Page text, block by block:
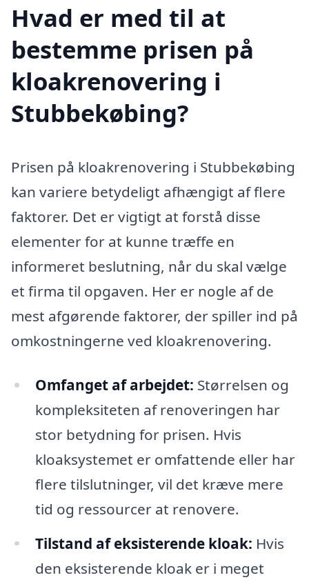
Hvad er med til at
bestemme prisen på
kloakrenovering i
Stubbekøbing?
Prisen på kloakrenovering i Stubbekøbing
kan variere betydeligt afhængigt af flere
faktorer. Det er vigtigt at forstå disse
elementer for at kunne træffe en
informeret beslutning, når du skal vælge
et firma til opgaven. Her er nogle af de
mest afgørende faktorer, der spiller ind på
omkostningerne ved kloakrenovering.
Omfanget af arbejdet: Størrelsen og
kompleksiteten af renoveringen har
stor betydning for prisen. Hvis
kloaksystemet er omfattende eller har
flere tilslutninger, vil det kræve mere
tid og ressourcer at renovere.
Tilstand af eksisterende kloak: Hvis
den eksisterende kloak er i meget